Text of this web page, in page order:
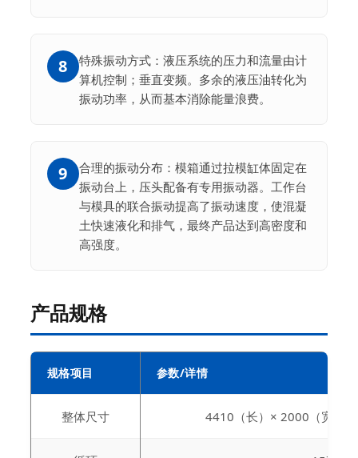
8
特殊振动方式：液压系统的压力和流量由计
算机控制；垂直变频。多余的液压油转化为
振动功率，从而基本消除能量浪费。
9
合理的振动分布：模箱通过拉模缸体固定在
振动台上，压头配备有专用振动器。工作台
与模具的联合振动提高了振动速度，使混凝
土快速液化和排气，最终产品达到高密度和
高强度。
产品规格
规格项目 参数/详情
整体尺寸 4410（长）× 2000（宽）×